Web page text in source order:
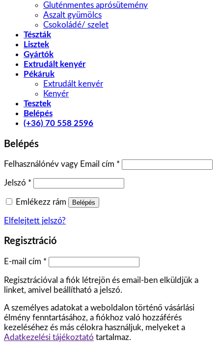
Gluténmentes aprósütemény
Aszalt gyümölcs
Csokoládé/ szelet
Tészták
Lisztek
Gyártók
Extrudált kenyér
Pékáruk
Extrudált kenyér
Kenyér
Tesztek
Belépés
(+36) 70 558 2596
Belépés
Felhasználónév vagy Email cím *
Jelszó *
Emlékezz rám Belépés
Elfelejtett jelszó?
Regisztráció
E-mail cím *
Regisztrációval a fiók létrejön és email-ben elküldjük a
linket, amivel beállítható a jelszó.
A személyes adatokat a weboldalon történő vásárlási
élmény fenntartásához, a fiókhoz való hozzáférés
kezeléséhez és más célokra használjuk, melyeket a
Adatkezelési tájékoztató tartalmaz.